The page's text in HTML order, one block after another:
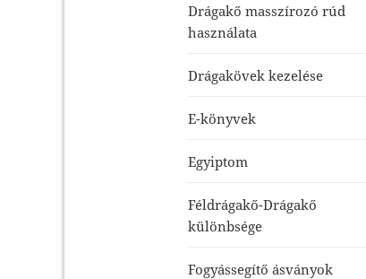
Drágakő masszírozó rúd
használata
Drágakövek kezelése
E-könyvek
Egyiptom
Féldrágakő-Drágakő
különbsége
Fogyássegítő ásványok